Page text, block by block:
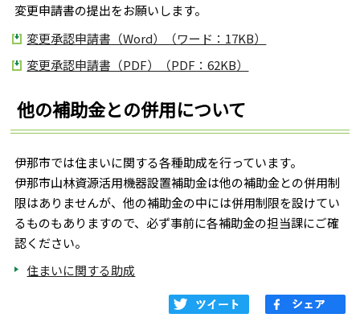
変更申請書の提出をお願いします。
変更承認申請書（Word）（ワード：17KB）
変更承認申請書（PDF）（PDF：62KB）
他の補助金との併用について
伊那市では住まいに関する各種助成を行っています。
伊那市山林資源活用機器設置補助金は他の補助金との併用制
限はありませんが、他の補助金の中には併用制限を設けてい
るものもありますので、必ず事前に各補助金の担当課にご確
認ください。
住まいに関する助成